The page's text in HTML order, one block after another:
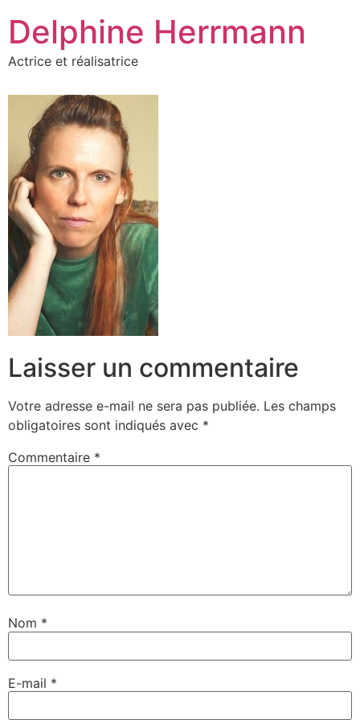
contenu
Delphine Herrmann
Actrice et réalisatrice
Laisser un commentaire
Votre adresse e-mail ne sera pas publiée. Les champs
obligatoires sont indiqués avec *
Commentaire *
Nom *
E-mail *